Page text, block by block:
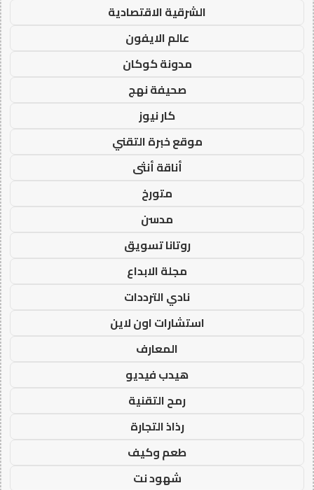
الشرقية الاقتصادية
عالم الايفون
مدونة كوكان
صحيفة نهج
كار نيوز
موقع خبرة التقني
أناقة أنثى
متورخ
مدسن
روتانا تسويق
مجلة الابداع
نادي الترددات
استشارات اون لاين
المعارف
هيدب فيديو
رمح التقنية
رذاذ التجارة
طعم وكيف
شهود نت